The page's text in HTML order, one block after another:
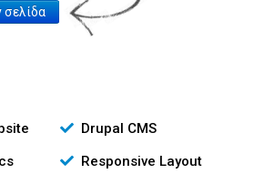
σελίδα
Drupal CMS
Responsive Layout